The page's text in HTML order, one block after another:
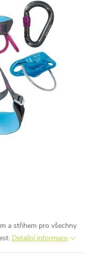
a střihem pro všechny
Detailní informace